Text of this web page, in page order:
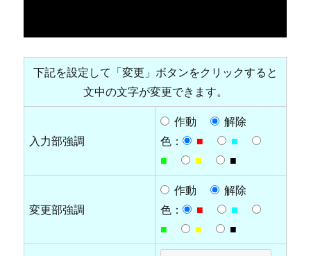
下記を設定して「変更」ボタンをクリックすると
文中の文字が変更できます。
入力部強調
作動
解除
色：
■
■
■
■ ■
変更部強調
作動
解除
色：
■
■
■
■ ■